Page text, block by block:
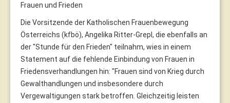
Frauen und Frieden
Die Vorsitzende der Katholischen Frauenbewegung
Österreichs (kfbö), Angelika Ritter-Grepl, die ebenfalls an
der "Stunde für den Frieden" teilnahm, wies in einem
Statement auf die fehlende Einbindung von Frauen in
Friedensverhandlungen hin: "Frauen sind von Krieg durch
Gewalthandlungen und insbesondere durch
Vergewaltigungen stark betroffen. Gleichzeitig leisten